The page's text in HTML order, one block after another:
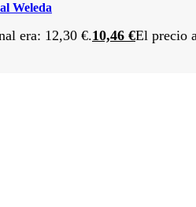
Weleda
era: 12,30 €.10,46 €El precio